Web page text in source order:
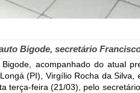
Bigode, secretário
acompanhado do atual
(PI), Virgílio Rocha da
terça-feira (21/03), pelo